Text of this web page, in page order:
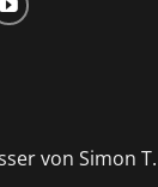
von Simon T.